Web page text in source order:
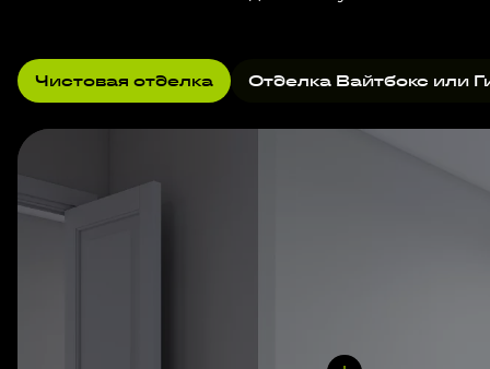
Чистовая отделка Отделка Вайтбокс или